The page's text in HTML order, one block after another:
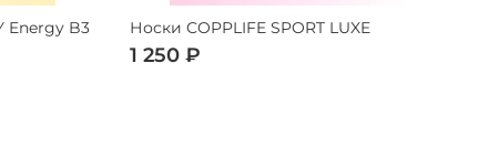
Energy B3 Носки COPPLIFE SPORT LUXE
1 250 ₽